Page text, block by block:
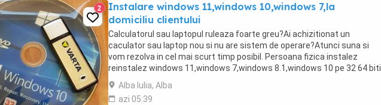
2
Instalare windows 11,windows 10,windows 7,la
domiciliu clientului
Calculatorul sau laptopul ruleaza foarte greu?Ai achizitionat un
caculator sau laptop nou si nu are sistem de operare?Atunci suna si
vom rezolva in cel mai scurt timp posibil. Persoana fizica instalez
reinstalez windows 11,windows 7,windows 8.1,windows 10 pe 32 64 biti
cu liceenta activata fie de pe ...
Alba Iulia, Alba
azi 05:39